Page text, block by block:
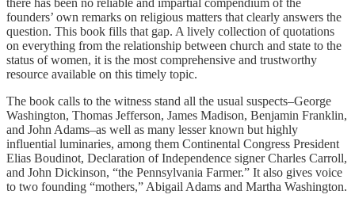
there has been no reliable and impartial compendium of the
founders’ own remarks on religious matters that clearly answers the
question. This book fills that gap. A lively collection of quotations
on everything from the relationship between church and state to the
status of women, it is the most comprehensive and trustworthy
resource available on this timely topic.
The book calls to the witness stand all the usual suspects–George
Washington, Thomas Jefferson, James Madison, Benjamin Franklin,
and John Adams–as well as many lesser known but highly
influential luminaries, among them Continental Congress President
Elias Boudinot, Declaration of Independence signer Charles Carroll,
and John Dickinson, “the Pennsylvania Farmer.” It also gives voice
to two founding “mothers,” Abigail Adams and Martha Washington.